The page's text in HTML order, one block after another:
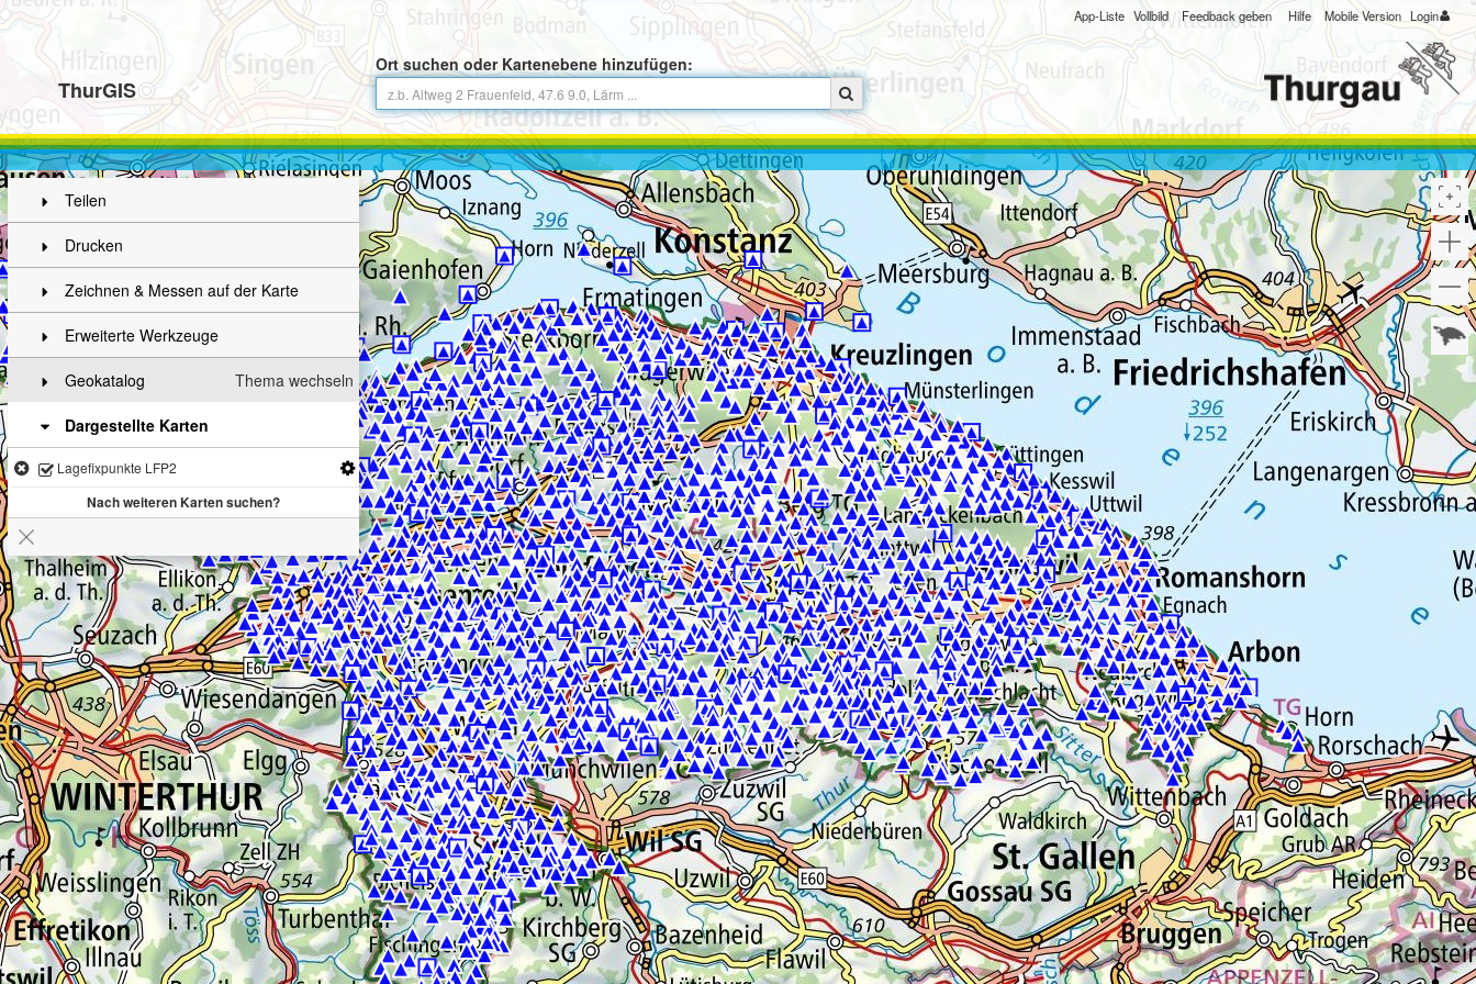
ThurGIS
Ort suchen oder Kartenebene hinzufügen:
App-Liste Vollbild Feedback geben Hilfe Mobile Version Login
Teilen
Drucken
Zeichnen & Messen auf der Karte
Erweiterte Werkzeuge
Thema wechseln
Geokatalog
Dargestellte Karten
Lagefixpunkte LFP2
Nach weiteren Karten suchen?